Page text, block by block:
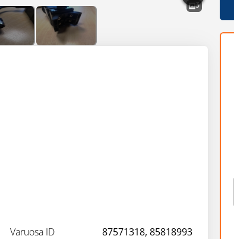
3
Varuosa ID
87571318, 85818993